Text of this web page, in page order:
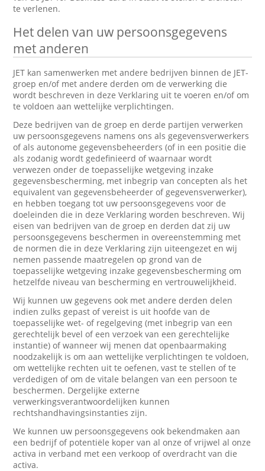
te verlenen.
Het delen van uw persoonsgegevens
met anderen
JET kan samenwerken met andere bedrijven binnen de JET-
groep en/of met andere derden om de verwerking die
wordt beschreven in deze Verklaring uit te voeren en/of om
te voldoen aan wettelijke verplichtingen.
Deze bedrijven van de groep en derde partijen verwerken
uw persoonsgegevens namens ons als gegevensverwerkers
of als autonome gegevensbeheerders (of in een positie die
als zodanig wordt gedefinieerd of waarnaar wordt
verwezen onder de toepasselijke wetgeving inzake
gegevensbescherming, met inbegrip van concepten als het
equivalent van gegevensbeheerder of gegevensverwerker),
en hebben toegang tot uw persoonsgegevens voor de
doeleinden die in deze Verklaring worden beschreven. Wij
eisen van bedrijven van de groep en derden dat zij uw
persoonsgegevens beschermen in overeenstemming met
de normen die in deze Verklaring zijn uiteengezet en wij
nemen passende maatregelen op grond van de
toepasselijke wetgeving inzake gegevensbescherming om
hetzelfde niveau van bescherming en vertrouwelijkheid.
Wij kunnen uw gegevens ook met andere derden delen
indien zulks gepast of vereist is uit hoofde van de
toepasselijke wet- of regelgeving (met inbegrip van een
gerechtelijk bevel of een verzoek van een gerechtelijke
instantie) of wanneer wij menen dat openbaarmaking
noodzakelijk is om aan wettelijke verplichtingen te voldoen,
om wettelijke rechten uit te oefenen, vast te stellen of te
verdedigen of om de vitale belangen van een persoon te
beschermen. Dergelijke externe
verwerkingsverantwoordelijken kunnen
rechtshandhavingsinstanties zijn.
We kunnen uw persoonsgegevens ook bekendmaken aan
een bedrijf of potentiële koper van al onze of vrijwel al onze
activa in verband met een verkoop of overdracht van die
activa.